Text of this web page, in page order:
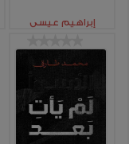
إبراهيم عيسي